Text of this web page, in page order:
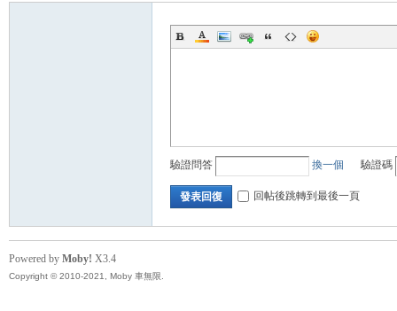
驗證問答 換一個 驗證碼
發表回復 回帖後跳轉到最後一頁
Powered by Moby! X3.4
Copyright © 2010-2021, Moby 車無限.